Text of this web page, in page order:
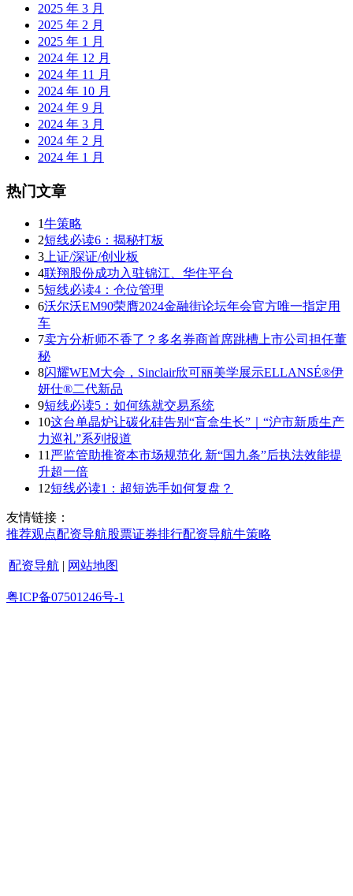
2025 年 3 月
2025 年 2 月
2025 年 1 月
2024 年 12 月
2024 年 11 月
2024 年 10 月
2024 年 9 月
2024 年 3 月
2024 年 2 月
2024 年 1 月
热门文章
1牛策略
2短线必读6：揭秘打板
3 上证/深证/创业板
4联翔股份成功入驻锦江、华住平台
5短线必读4：仓位管理
6沃尔沃EM90荣膺2024金融街论坛年会官方唯一指定用
车
7卖方分析师不香了？多名券商首席跳槽上市公司担任董
秘
8闪耀WEM大会，Sinclair欣可丽美学展示ELLANSÉ®伊
妍仕®二代新品
9短线必读5：如何练就交易系统
10这台单晶炉让碳化硅告别“盲盒生长”｜“沪市新质生产
力巡礼”系列报道
11 严监管助推资本市场规范化 新“国九条”后执法效能提
升超一倍
12短线必读1：超短选手如何复盘？
友情链接：
推荐观点配资导航股票证券排行配资导航牛策略
配资导航 | 网站地图
粤ICP备07501246号-1